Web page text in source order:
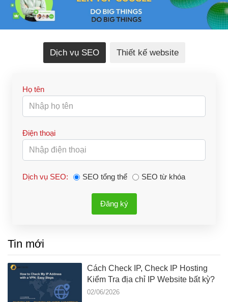
Dịch vụ SEO Thiết kế website
Họ tên
Điện thoại
Dịch vụ SEO: SEO tổng thể SEO từ khóa
Đăng ký
Tin mới
Cách Check IP, Check IP Hosting
Kiểm Tra địa chỉ IP Website bất kỳ?
02/06/2026